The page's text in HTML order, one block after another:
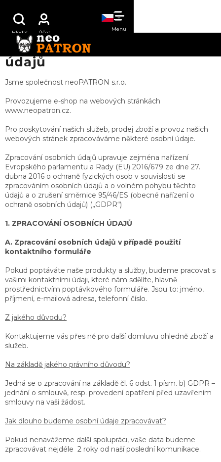
obsah
Podmínky ochrany osobních
údajů
Jsme společnost neoPATRON s.r.o.
Provozujeme e-shop na webových stránkách
www.neopatron.cz.
Pro poskytování našich služeb, prodej zboží a provoz našich
webových stránek zpracováváme některé osobní údaje.
Zpracování osobních údajů upravuje zejména nařízení
Evropského parlamentu a Rady (EU) 2016/679 ze dne 27.
dubna 2016 o ochraně fyzických osob v souvislosti se
zpracováním osobních údajů a o volném pohybu těchto
údajů a o zrušení směrnice 95/46/ES (obecné nařízení o
ochraně osobních údajů) („GDPR“)
1. ZPRACOVÁNÍ OSOBNÍCH ÚDAJŮ
A. Zpracování osobních údajů v případě použití
kontaktního formuláře
Pokud poptáváte naše produkty a služby, budeme pracovat s
vašimi kontaktními údaji, které nám sdělíte, hlavně
prostřednictvím poptávkového formuláře. Jsou to: jméno,
příjmení, e-mailová adresa, telefonní číslo.
Z jakého důvodu?
Kontaktujeme vás přes ně pro další domluvu ohledně zboží a
služeb.
Na základě jakého právního důvodu?
Jedná se o zpracování na základě čl. 6 odst. 1 písm. b) GDPR –
jednání o smlouvě, resp. provedení opatření před uzavřením
smlouvy na vaši žádost.
Jak dlouho budeme osobní údaje zpracovávat?
Pokud nenavážeme další spolupráci, vaše data budeme
zpracovávat nejdéle 2 roky od naší poslední komunikace.